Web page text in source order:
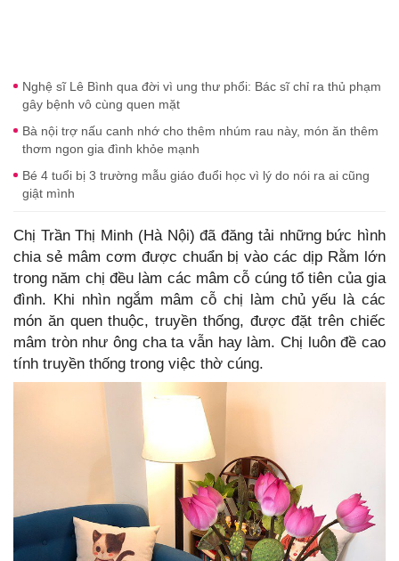
Nghệ sĩ Lê Bình qua đời vì ung thư phổi: Bác sĩ chỉ ra thủ phạm
gây bệnh vô cùng quen mặt
Bà nội trợ nấu canh nhớ cho thêm nhúm rau này, món ăn thêm
thơm ngon gia đình khỏe mạnh
Bé 4 tuổi bị 3 trường mẫu giáo đuổi học vì lý do nói ra ai cũng
giật mình
Chị Trần Thị Minh (Hà Nội) đã đăng tải những bức hình
chia sẻ mâm cơm được chuẩn bị vào các dịp Rằm lớn
trong năm chị đều làm các mâm cỗ cúng tổ tiên của gia
đình. Khi nhìn ngắm mâm cỗ chị làm chủ yếu là các
món ăn quen thuộc, truyền thống, được đặt trên chiếc
mâm tròn như ông cha ta vẫn hay làm. Chị luôn đề cao
tính truyền thống trong việc thờ cúng.